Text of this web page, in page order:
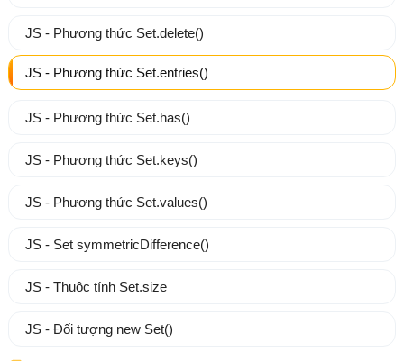
JS - Phương thức Set.delete()
JS - Phương thức Set.entries()
JS - Phương thức Set.has()
JS - Phương thức Set.keys()
JS - Phương thức Set.values()
JS - Set symmetricDifference()
JS - Thuộc tính Set.size
JS - Đối tượng new Set()